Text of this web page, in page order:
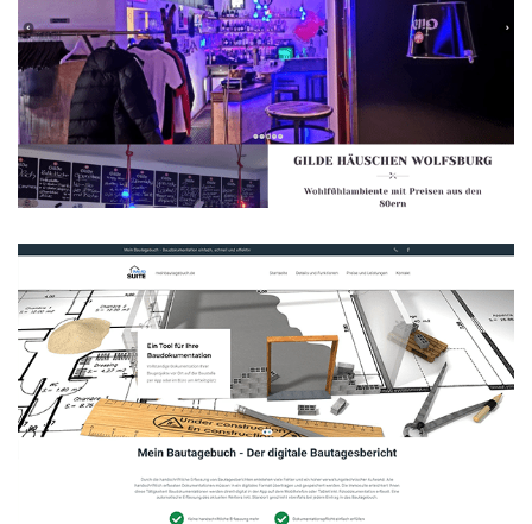
Gilde Häuschen Wolfsburg
WEBDESIGN
Mein Bautagebuch